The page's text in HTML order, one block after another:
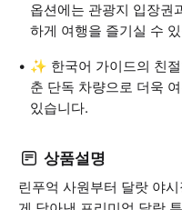
옵션에는 관광지 입장권
하게 여행을 즐기실 수
✨ 한국어 가이드의 친
춘 단독 차량으로 더욱
있습니다.
상품설명
린푸억 사원부터 달랏 야